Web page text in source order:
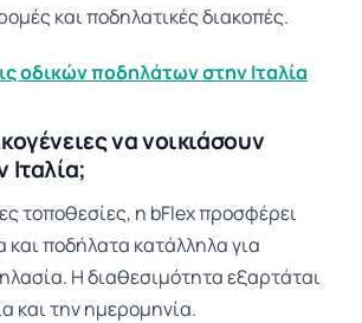
και ποδηλατικές διακοπές.
οδικών ποδηλάτων στην Ιταλία
να νοικιάσουν
τοποθεσίες, η bFlex προσφέρει
και ποδήλατα κατάλληλα για
Η διαθεσιμότητα εξαρτάται
και την ημερομηνία.